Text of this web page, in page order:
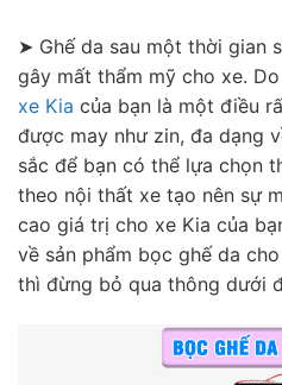
➤ Ghế da sau một thời gian
gây mất thẩm mỹ cho xe.
xe Kia của bạn là một điều
được may như zin, đa dạng
sắc để bạn có thể lựa chọn
theo nội thất xe tạo nên sự
cao giá trị cho xe Kia của
về sản phẩm bọc ghế da
thì đừng bỏ qua thông dưới